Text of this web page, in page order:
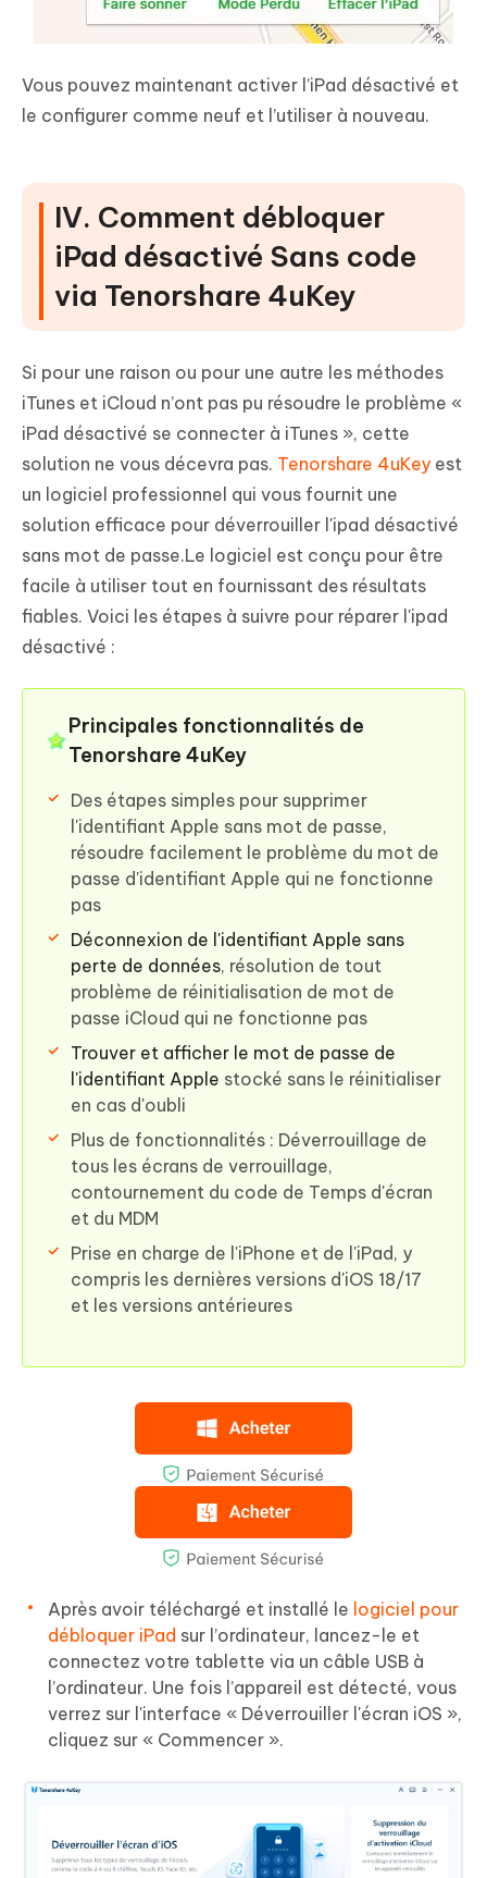
Vous pouvez maintenant activer l’iPad désactivé et
le configurer comme neuf et l’utiliser à nouveau.
IV. Comment débloquer
iPad désactivé Sans code
via Tenorshare 4uKey
Si pour une raison ou pour une autre les méthodes
iTunes et iCloud n’ont pas pu résoudre le problème «
iPad désactivé se connecter à iTunes », cette
solution ne vous décevra pas. Tenorshare 4uKey est
un logiciel professionnel qui vous fournit une
solution efficace pour déverrouiller l'ipad désactivé
sans mot de passe.Le logiciel est conçu pour être
facile à utiliser tout en fournissant des résultats
fiables. Voici les étapes à suivre pour réparer l'ipad
désactivé :
Principales fonctionnalités de
Tenorshare 4uKey
Des étapes simples pour supprimer
l'identifiant Apple sans mot de passe,
résoudre facilement le problème du mot de
passe d'identifiant Apple qui ne fonctionne
pas
Déconnexion de l'identifiant Apple sans
perte de données, résolution de tout
problème de réinitialisation de mot de
passe iCloud qui ne fonctionne pas
Trouver et afficher le mot de passe de
l'identifiant Apple stocké sans le réinitialiser
en cas d'oubli
Plus de fonctionnalités : Déverrouillage de
tous les écrans de verrouillage,
contournement du code de Temps d'écran
et du MDM
Prise en charge de l'iPhone et de l'iPad, y
compris les dernières versions d'iOS 18/17
et les versions antérieures
Après avoir téléchargé et installé le logiciel pour
débloquer iPad sur l’ordinateur, lancez-le et
connectez votre tablette via un câble USB à
l’ordinateur. Une fois l’appareil est détecté, vous
verrez sur l'interface « Déverrouiller l'écran iOS »,
cliquez sur « Commencer ».